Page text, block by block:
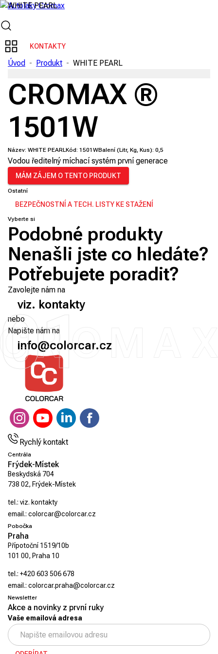
KONTAKTY
Úvod - Produkt - WHITE PEARL
CROMAX ®
1501W
Název: WHITE PEARLKód: 1501WBalení (Litr, Kg, Kus): 0,5
Vodou ředitelný míchací systém první generace
MÁM ZÁJEM O TENTO PRODUKT
Ostatní
BEZPEČNOSTNÍ A TECH. LISTY KE STAŽENÍ
01
Vyberte si
Podobné produkty
Nenašli jste co hledáte?
Potřebujete poradit?
Zavolejte nám na
viz. kontakty
nebo
Napište nám na
info@colorcar.cz
Rychlý kontakt
Centrála
Frýdek-Místek
Beskydská 704
738 02, Frýdek-Místek
tel.: viz. kontakty
email.: colorcar@colorcar.cz
Pobočka
Praha
Přípotoční 1519/10b
101 00, Praha 10
tel.: +420 603 506 678
email.: colorcar.praha@colorcar.cz
Newsletter
Akce a novinky z první ruky
Vaše emailová adresa